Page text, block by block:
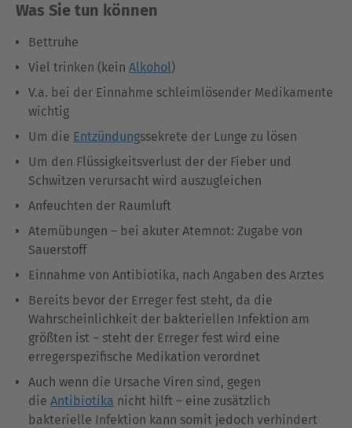
Was Sie tun können
Bettruhe
Viel trinken (kein Alkohol)
V.a. bei der Einnahme schleimlösender Medikamente
wichtig
Um die Entzündungssekrete der Lunge zu lösen
Um den Flüssigkeitsverlust der der Fieber und
Schwitzen verursacht wird auszugleichen
Anfeuchten der Raumluft
Atemübungen – bei akuter Atemnot: Zugabe von
Sauerstoff
Einnahme von Antibiotika, nach Angaben des Arztes
Bereits bevor der Erreger fest steht, da die
Wahrscheinlichkeit der bakteriellen Infektion am
größten ist – steht der Erreger fest wird eine
erregerspezifische Medikation verordnet
Auch wenn die Ursache Viren sind, gegen
die Antibiotika nicht hilft – eine zusätzlich
bakterielle Infektion kann somit jedoch verhindert